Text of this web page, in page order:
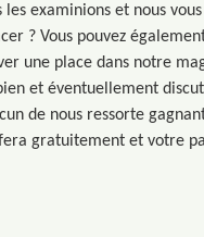
examinions et nous
? Vous pouvez
une place dans notre
et éventuellement
de nous ressorte
gratuitement et votre